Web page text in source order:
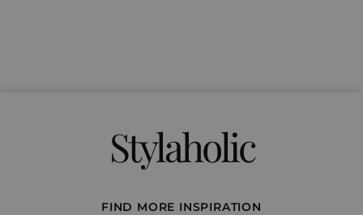
Stylaholic
FIND MORE INSPIRATION